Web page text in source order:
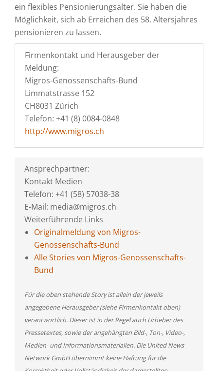
ein flexibles Pensionierungsalter. Sie haben die
Möglichkeit, sich ab Erreichen des 58. Altersjahres
pensionieren zu lassen.
Firmenkontakt und Herausgeber der
Meldung:
Migros-Genossenschafts-Bund
Limmatstrasse 152
CH8031 Zürich
Telefon: +41 (8) 0084-0848
http://www.migros.ch
Ansprechpartner:
Kontakt Medien
Telefon: +41 (58) 57038-38
E-Mail: media@migros.ch
Weiterführende Links
Originalmeldung von Migros-
Genossenschafts-Bund
Alle Stories von Migros-Genossenschafts-
Bund
Für die oben stehende Story ist allein der jeweils
angegebene Herausgeber (siehe Firmenkontakt oben)
verantwortlich. Dieser ist in der Regel auch Urheber des
Pressetextes, sowie der angehängten Bild-, Ton-, Video-,
Medien- und Informationsmaterialien. Die United News
Network GmbH übernimmt keine Haftung für die